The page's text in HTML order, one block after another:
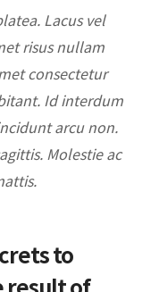
Lacus vel
risus nullam
consectetur
Id interdum
arcu non.
Molestie ac
to